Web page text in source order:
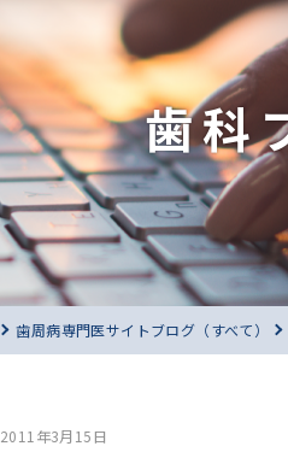
歯科
歯周病専門医サイトブログ（すべて）
2011年3月15日